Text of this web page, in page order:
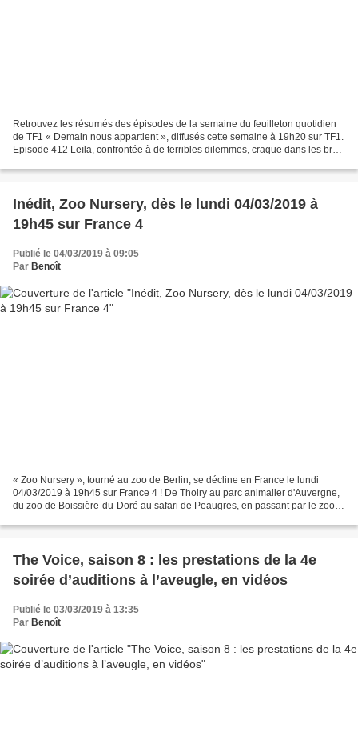
Retrouvez les résumés des épisodes de la semaine du feuilleton quotidien
de TF1 « Demain nous appartient », diffusés cette semaine à 19h20 sur TF1.
Episode 412 Leïla, confrontée à de terribles dilemmes, craque dans les bras
Inédit, Zoo Nursery, dès le lundi 04/03/2019 à
19h45 sur France 4
Publié le 04/03/2019 à 09:05
Par Benoît
« Zoo Nursery », tourné au zoo de Berlin, se décline en France le lundi
04/03/2019 à 19h45 sur France 4 ! De Thoiry au parc animalier d'Auvergne,
du zoo de Boissière-du-Doré au safari de Peaugres, en passant par le zoo
The Voice, saison 8 : les prestations de la 4e
soirée d’auditions à l’aveugle, en vidéos
Publié le 03/03/2019 à 13:35
Par Benoît